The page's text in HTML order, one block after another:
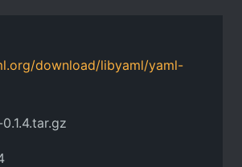
download/libyaml/yaml-